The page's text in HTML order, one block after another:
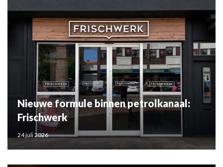
Nieuwe formule binnen petrolkanaal:
Frischwerk
24 juli 2026